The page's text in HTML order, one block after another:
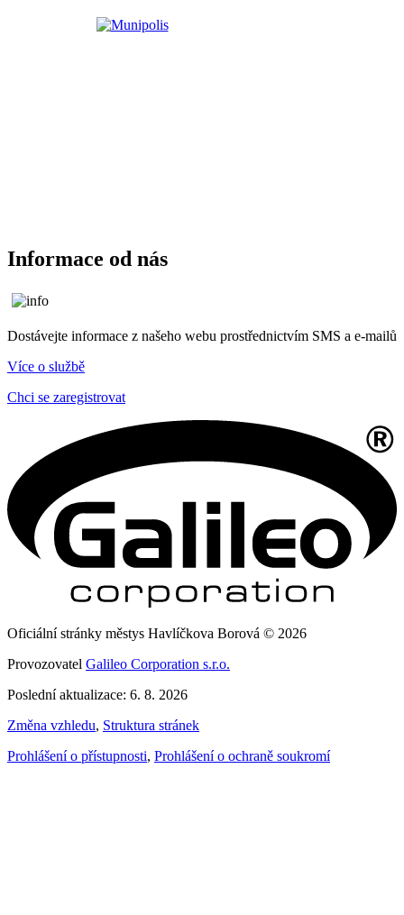
Informace od nás
Dostávejte informace z našeho webu prostřednictvím SMS a e-mailů
Více o službě
Chci se zaregistrovat
Oficiální stránky městys Havlíčkova Borová © 2026
Provozovatel Galileo Corporation s.r.o.
Poslední aktualizace: 6. 8. 2026
Změna vzhledu, Struktura stránek
Prohlášení o přístupnosti, Prohlášení o ochraně soukromí